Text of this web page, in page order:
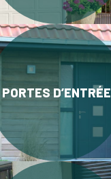
PORTES D’ENTRÉE